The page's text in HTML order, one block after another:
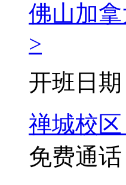
佛山加
>
开班日
禅城校区
免费通话